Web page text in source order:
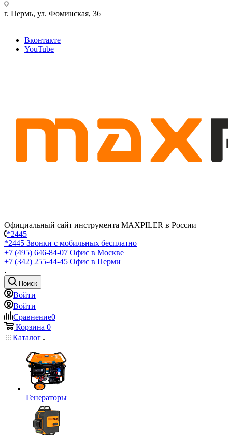
г. Пермь, ул. Фоминская, 36
Вконтакте
YouTube
Официальный сайт инструмента MAXPILER в России
*2445
*2445 Звонки с мобильных бесплатно
+7 (495) 646-84-07 Офис в Москве
+7 (342) 255-44-45 Офис в Перми
Поиск
Войти
Войти
Сравнение0
Корзина 0
Каталог
Генераторы